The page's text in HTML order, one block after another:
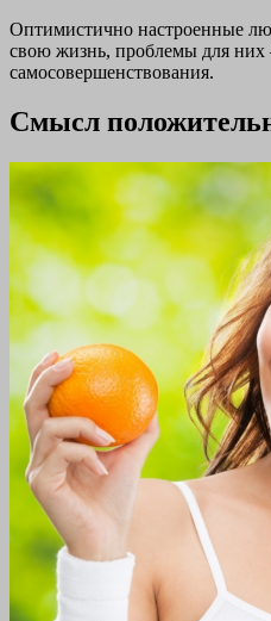
Оптимистично настроенные
свою жизнь, проблемы для них
самосовершенствования.
Смысл